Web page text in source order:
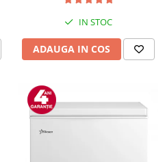
IN STOC
ADAUGA IN COS